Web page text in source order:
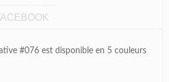
#076 est disponible en 5 couleurs